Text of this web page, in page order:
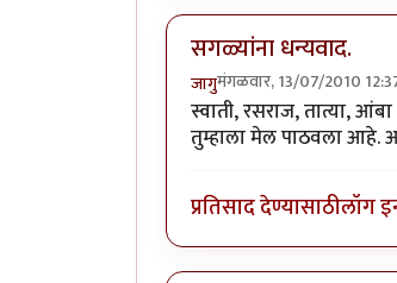
सगळ्यांना धन्यवाद.
जागुमंगळवार, 13/07/2010
स्वाती, रसराज, तात्या,
तुम्हाला मेल पाठवला आहे.
प्रतिसाद देण्यासाठीलॉग